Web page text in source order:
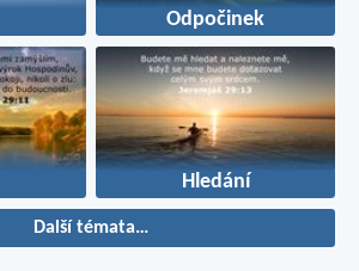
Odpočinek
Hledání
Další témata…